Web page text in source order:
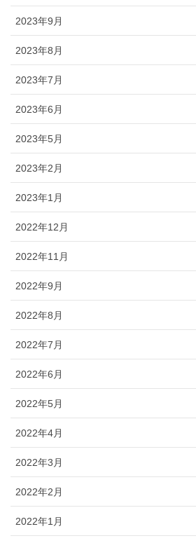
2023年9月
2023年8月
2023年7月
2023年6月
2023年5月
2023年2月
2023年1月
2022年12月
2022年11月
2022年9月
2022年8月
2022年7月
2022年6月
2022年5月
2022年4月
2022年3月
2022年2月
2022年1月